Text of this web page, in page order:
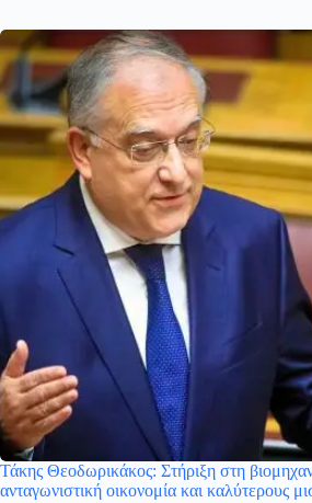
Τάκης Θεοδωρικάκος: Στήριξη στη
ανταγωνιστική οικονομία και καλύτερους